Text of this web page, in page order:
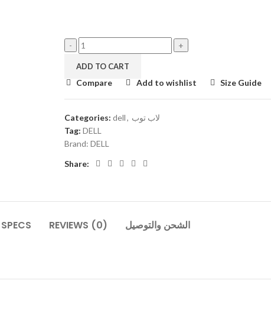
ADD TO CART
Compare Add to wishlist Size Guide
Categories: dell, لاب توب
Tag: DELL
Brand: DELL
Share:
SPECS REVIEWS (0) الشحن والتوصيل